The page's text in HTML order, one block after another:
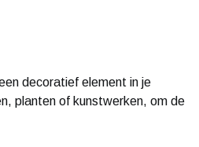
decoratief element in je
planten of kunstwerken, om de